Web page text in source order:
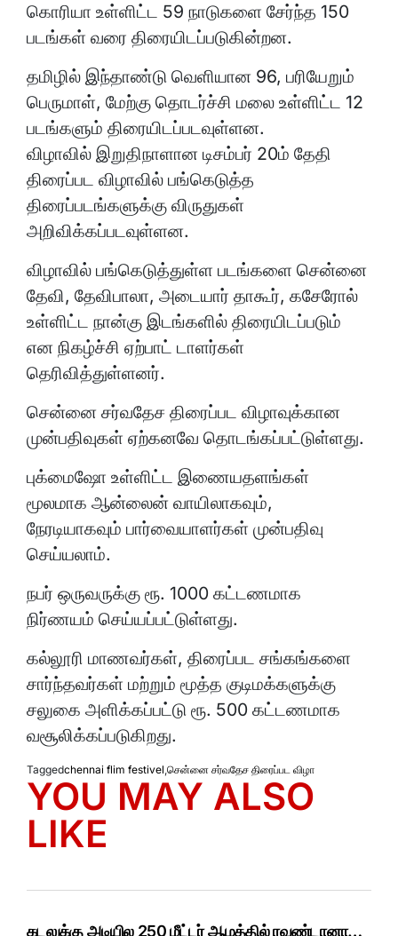
கொரியா உள்ளிட்ட 59 நாடுகளை சேர்ந்த 150
படங்கள் வரை திரையிடப்படுகின்றன.
தமிழில் இந்தாண்டு வெளியான 96, பரியேறும்
பெருமாள், மேற்கு தொடர்ச்சி மலை உள்ளிட்ட 12
படங்களும் திரையிடப்படவுள்ளன.
விழாவில் இறுதிநாளான டிசம்பர் 20ம் தேதி
திரைப்பட விழாவில் பங்கெடுத்த
திரைப்படங்களுக்கு விருதுகள்
அறிவிக்கப்படவுள்ளன.
விழாவில் பங்கெடுத்துள்ள படங்களை சென்னை
தேவி, தேவிபாலா, அடையார் தாகூர், கசேரோல்
உள்ளிட்ட நான்கு இடங்களில் திரையிடப்படும்
என நிகழ்ச்சி ஏற்பாட் டாளர்கள்
தெரிவித்துள்ளனர்.
சென்னை சர்வதேச திரைப்பட விழாவுக்கான
முன்பதிவுகள் ஏற்கனவே தொடங்கப்பட்டுள்ளது.
புக்மைஷோ உள்ளிட்ட இணையதளங்கள்
மூலமாக ஆன்லைன் வாயிலாகவும்,
நேரடியாகவும் பார்வையாளர்கள் முன்பதிவு
செய்யலாம்.
நபர் ஒருவருக்கு ரூ. 1000 கட்டணமாக
நிர்ணயம் செய்யப்பட்டுள்ளது.
கல்லூரி மாணவர்கள், திரைப்பட சங்கங்களை
சார்ந்தவர்கள் மற்றும் மூத்த குடிமக்களுக்கு
சலுகை அளிக்கப்பட்டு ரூ. 500 கட்டணமாக
வசூலிக்கப்படுகிறது.
Taggedchennai flim festivel,சென்னை சர்வதேச திரைப்பட விழா
YOU MAY ALSO
LIKE
கடலுக்கு அடியில 250 மீட்டர் ஆழத்தில் ரவுண்டானா…